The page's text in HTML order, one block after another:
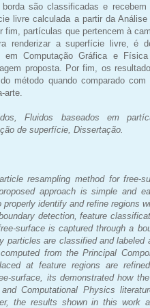
são classificadas e
livre calculada a partir da
partículas que pertencem à
renderizar a superfície livre, é
Computação Gráfica e
proposta. Por fim, os
método quando comparado
arte.
Fluidos baseados em
de superfície, Dissertação.
resampling method for free-
approach is simple and
identify and refine regions
detection, feature
surface is captured through a
particles are classified and labeled
from the Principal
at feature regions are
surface, its demonstrated how
Computational Physics
the results shown in this work